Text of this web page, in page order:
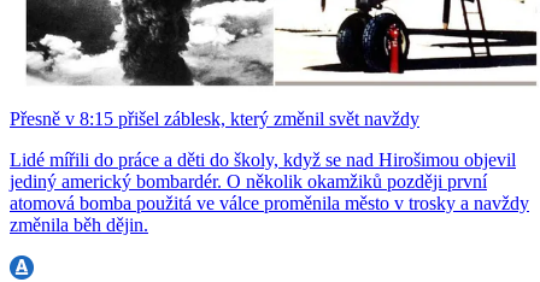
Přesně v 8:15 přišel záblesk, který změnil svět navždy
Lidé mířili do práce a děti do školy, když se nad Hirošimou objevil
jediný americký bombardér. O několik okamžiků později první
atomová bomba použitá ve válce proměnila město v trosky a navždy
změnila běh dějin.